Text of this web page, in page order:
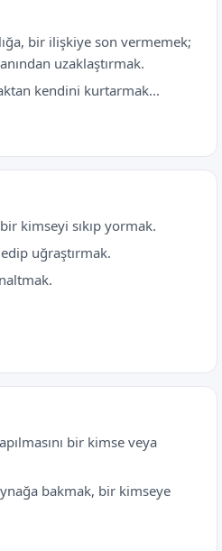
bir ilişkiye son vermemek;
uzaklaştırmak.
kendini kurtarmak...
kimseyi sıkıp yormak.
uğraştırmak.
bir kimse veya
bakmak, bir kimseye